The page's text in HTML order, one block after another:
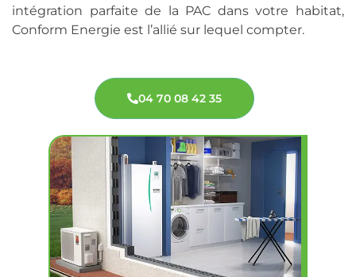
intégration parfaite de la PAC dans votre habitat,
Conform Energie est l’allié sur lequel compter.
04 70 08 42 35